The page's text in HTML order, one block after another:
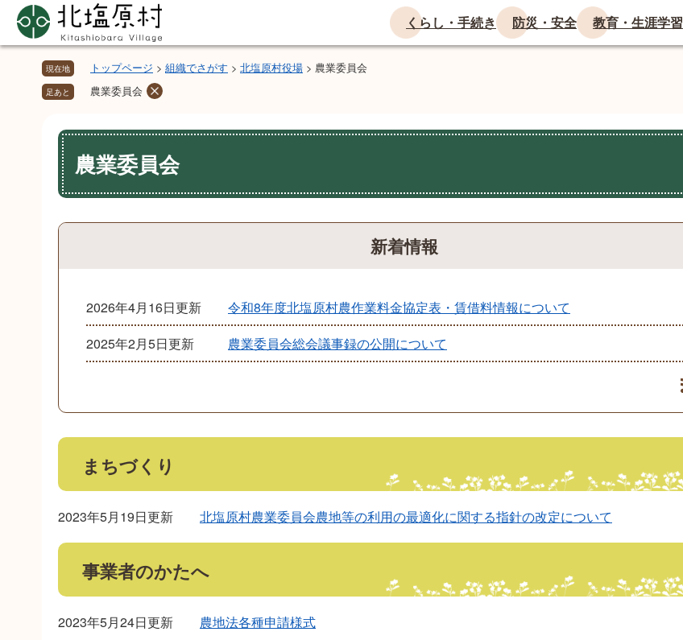
ジ
ュ
くらし・手続き 防災・安全 教育・生涯学習
現在地 トップページ > 組織でさがす > 北塩原村役場 > 農業委員会
足あと 農業委員会
本
文
農業委員会
新着情報
2026年4月16日更新
令和8年度北塩原村農作業料金協定表・賃借料情報について
2025年2月5日更新
農業委員会総会議事録の公開について
まちづくり
2023年5月19日更新 北塩原村農業委員会農地等の利用の最適化に関する指針の改定について
事業者のかたへ
2023年5月24日更新 農地法各種申請様式